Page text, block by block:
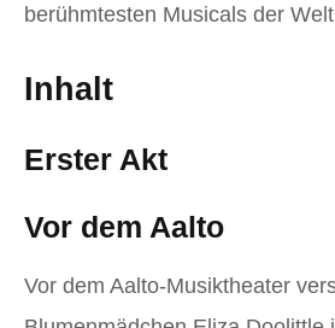
berühmtesten Musicals der
Inhalt
Erster Akt
Vor dem Aalto
Vor dem Aalto-Musiktheater